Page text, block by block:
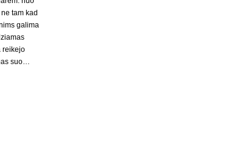
tam kad
galima
reikejo
suo…